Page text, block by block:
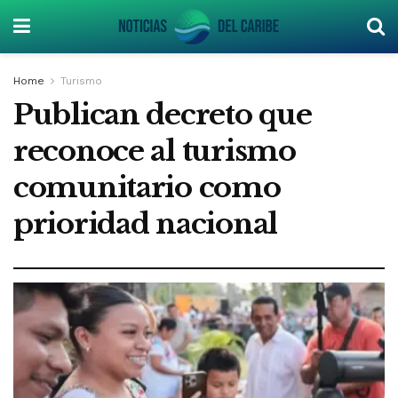
Home Turismo
Publican decreto que
reconoce al turismo
comunitario como
prioridad nacional